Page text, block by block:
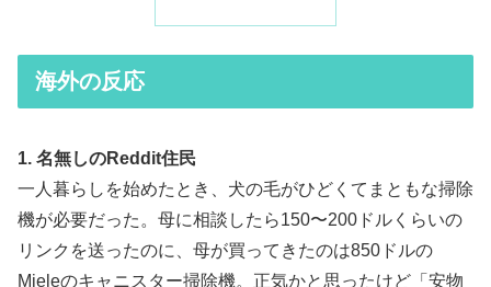
海外の反応
1. 名無しのReddit住民
一人暮らしを始めたとき、犬の毛がひどくてまともな掃除
機が必要だった。母に相談したら150〜200ドルくらいの
リンクを送ったのに、母が買ってきたのは850ドルの
Mieleのキャニスター掃除機。正気かと思ったけど「安物